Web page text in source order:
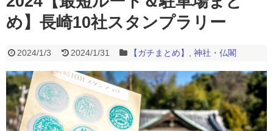
め】長崎10社スタンプラリー
2024/1/3 2024/1/31 【ガチまとめ】 神社・仏閣